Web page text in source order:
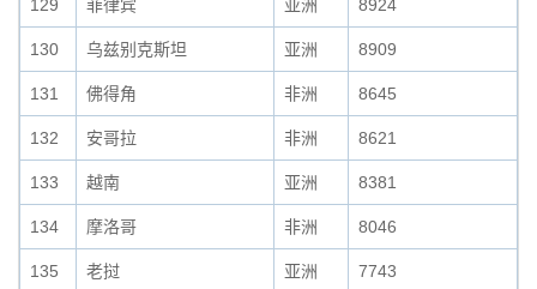
129 菲律宾 亚洲 8924
130 乌兹别克斯坦 亚洲 8909
131 佛得角 非洲 8645
132 安哥拉 非洲 8621
133 越南 亚洲 8381
134 摩洛哥 非洲 8046
135 老挝 亚洲 7743